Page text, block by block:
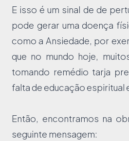
E isso é um sinal de de
pode gerar uma doença
como a Ansiedade, por
que no mundo hoje,
tomando remédio tarja
falta de educação espiritual
Então, encontramos na
seguinte mensagem: